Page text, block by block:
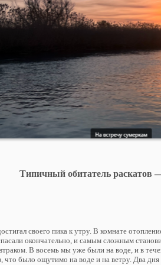
Типичный обитатель раскатов
своего пика к утру. В комнате
окончательно, и самым сложным
В восемь мы уже были на воде, и в
что было ощутимо на воде и на ветру. Два